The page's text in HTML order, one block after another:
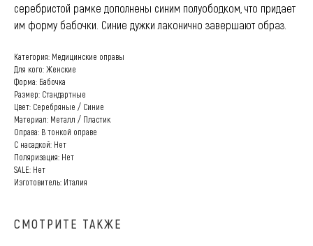
серебристой рамке дополнены синим полуободком, что придает
им форму бабочки. Синие дужки лаконично завершают образ.
Категория: Медицинские оправы
Для кого: Женские
Форма: Бабочка
Размер: Стандартные
Цвет: Серебряные / Синие
Материал: Металл / Пластик
Оправа: В тонкой оправе
С насадкой: Нет
Поляризация: Нет
SALE: Нет
Изготовитель: Италия
СМОТРИТЕ ТАКЖЕ